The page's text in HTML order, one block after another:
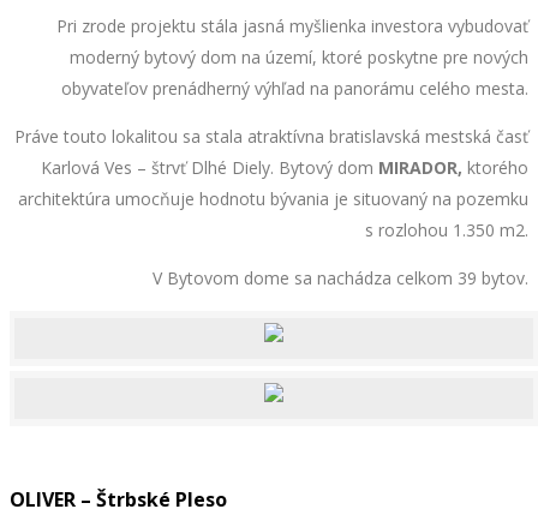
Pri zrode projektu stála jasná myšlienka investora vybudovať
moderný bytový dom na území, ktoré poskytne pre nových
obyvateľov prenádherný výhľad na panorámu celého mesta.
Práve touto lokalitou sa stala atraktívna bratislavská mestská časť
Karlová Ves – štrvť Dlhé Diely. Bytový dom MIRADOR, ktorého
architektúra umocňuje hodnotu bývania je situovaný na pozemku
s rozlohou 1.350 m2.
V Bytovom dome sa nachádza celkom 39 bytov.
OLIVER – Štrbské Pleso